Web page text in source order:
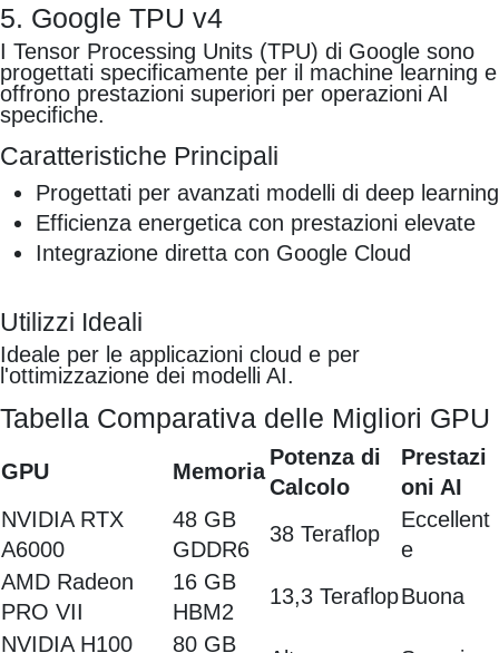
5. Google TPU v4
I Tensor Processing Units (TPU) di Google sono
progettati specificamente per il machine learning e
offrono prestazioni superiori per operazioni AI
specifiche.
Caratteristiche Principali
Progettati per avanzati modelli di deep learning
Efficienza energetica con prestazioni elevate
Integrazione diretta con Google Cloud
Utilizzi Ideali
Ideale per le applicazioni cloud e per
l'ottimizzazione dei modelli AI.
Tabella Comparativa delle Migliori GPU
GPU Memoria
Potenza di
Calcolo
Prestazi
oni AI
NVIDIA RTX
A6000
48 GB
GDDR6
38 Teraflop
Eccellent
e
AMD Radeon
PRO VII
16 GB
HBM2
13,3 TeraflopBuona
NVIDIA H100
80 GB